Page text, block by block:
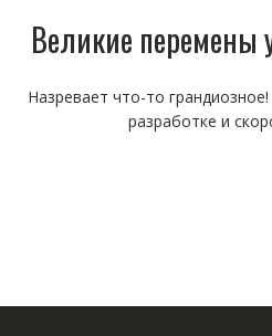
Великие перемены
Назревает что-то
разработке и